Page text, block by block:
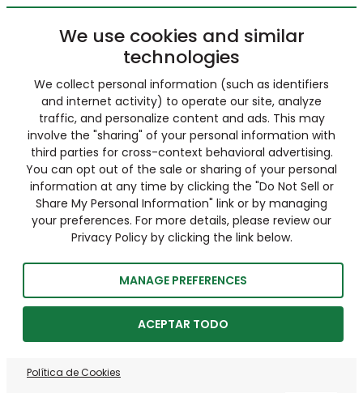
We use cookies and similar
technologies
We collect personal information (such as identifiers
and internet activity) to operate our site, analyze
traffic, and personalize content and ads. This may
involve the "sharing" of your personal information with
third parties for cross-context behavioral advertising.
You can opt out of the sale or sharing of your personal
information at any time by clicking the "Do Not Sell or
Share My Personal Information" link or by managing
your preferences. For more details, please review our
Privacy Policy by clicking the link below.
MANAGE PREFERENCES
ACEPTAR TODO
Política de Cookies